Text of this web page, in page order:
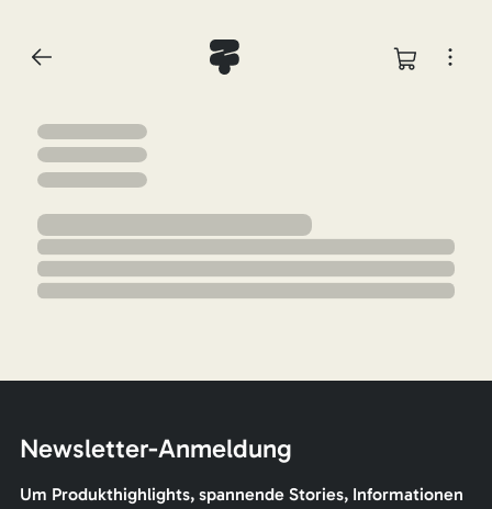
Newsletter-Anmeldung
Um Produkthighlights, spannende Stories, Informationen